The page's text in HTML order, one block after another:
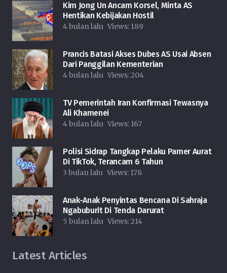
Kim Jong Un Ancam Korsel, Minta AS
Hentikan Kebijakan Hostil
4 bulan lalu Views: 189
Prancis Batasi Akses Dubes AS Usai Absen
Dari Panggilan Kementerian
4 bulan lalu Views:204
TV Pemerintah Iran Konfirmasi Tewasnya
Ali Khamenei
4 bulan lalu Views: 167
Polisi Sidrap Tangkap Pelaku Pamer Aurat
Di TikTok, Terancam 6 Tahun
3 bulan lalu Views: 178
Anak-Anak Penyintas Bencana Di Sahraja
Ngabuburit Di Tenda Darurat
5 bulan lalu Views:214
Latest Articles